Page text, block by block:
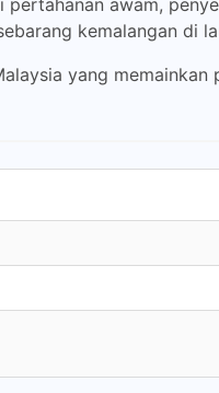
awam,
kemalangan di
yang memainkan